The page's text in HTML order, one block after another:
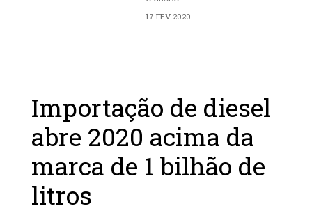
17 FEV 2020
Importação de diesel
abre 2020 acima da
marca de 1 bilhão de
litros